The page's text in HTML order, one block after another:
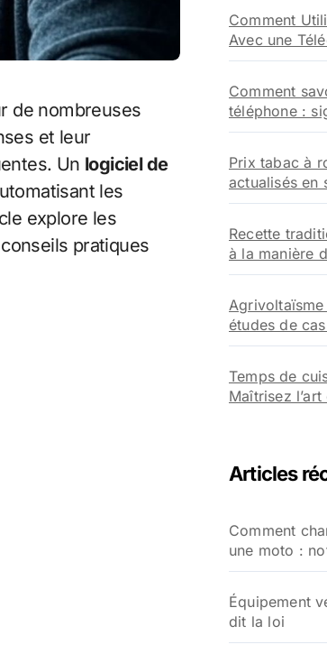
et leur
Un logiciel de
les
explore les
pratiques
Comment
Avec une
Comment
téléphone :
Prix tabac à
actualisés en
Recette
à la manière
études de
Temps de
Maîtrisez
Articles
Comment
une moto :
Équipement
dit la loi